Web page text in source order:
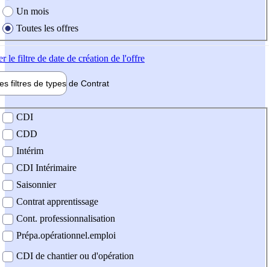
Un mois
Toutes les offres
le filtre de date de création de l'offre
filtres de types de Contrat
contrat
CDI
CDD
Intérim
CDI Intérimaire
Saisonnier
Contrat apprentissage
Cont. professionnalisation
Prépa.opérationnel.emploi
CDI de chantier ou d'opération